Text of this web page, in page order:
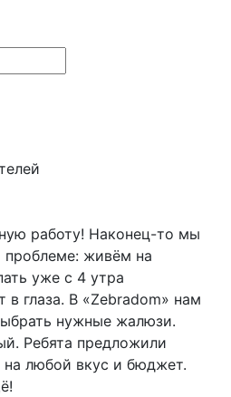
работу! Наконец-то мы
живём на
уже с 4 утра
в глаза. В «Zebradom» нам
нужные жалюзи.
Ребята предложили
любой вкус и бюджет.